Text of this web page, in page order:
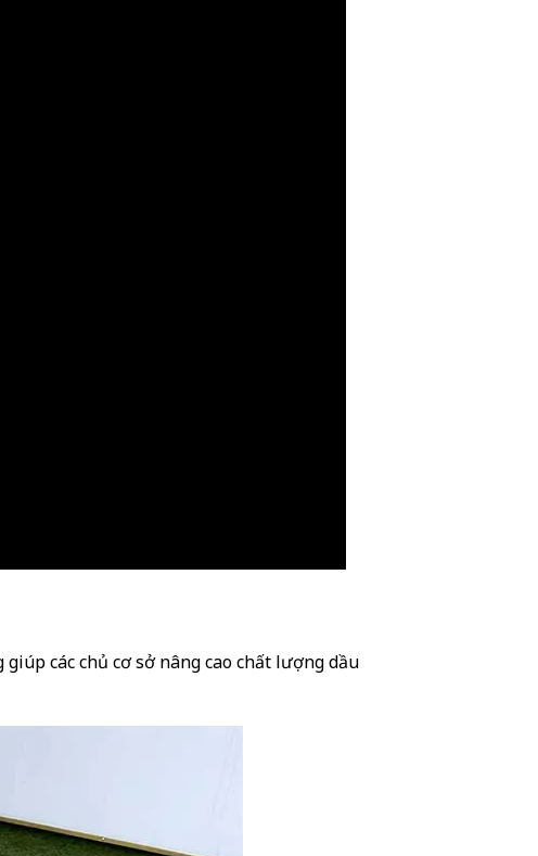
các chủ cơ sở nâng cao chất lượng dầu